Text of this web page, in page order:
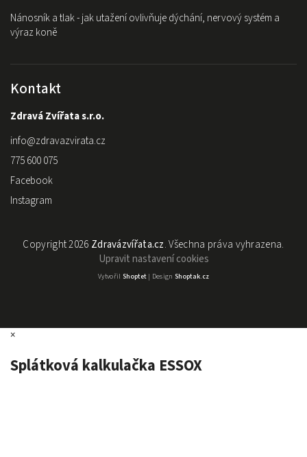
Nánosník a tlak - jak utažení ovlivňuje dýchání, nervový systém a
výraz koně
Kontakt
Zdravá Zvířata s.r.o.
info@zdravazvirata.cz
775 600 075
Facebook
Instagram
Copyright 2026 Zdravázvířata.cz. Všechna práva vyhrazena.
Upravit nastavení cookies
Vytvořil Shoptet| Design Shoptak.cz
×
Splátková kalkulačka ESSOX